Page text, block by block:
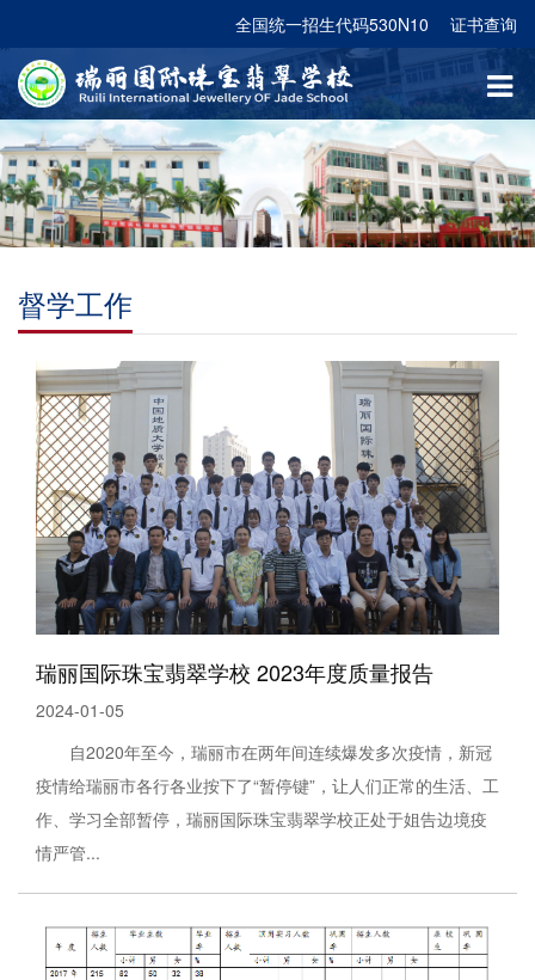
全国统一招生代码530N10 证书查询
督学工作
瑞丽国际珠宝翡翠学校 2023年度质量报告
2024-01-05
自2020年至今，瑞丽市在两年间连续爆发多次疫情，新冠
疫情给瑞丽市各行各业按下了“暂停键”，让人们正常的生活、工
作、学习全部暂停，瑞丽国际珠宝翡翠学校正处于姐告边境疫
情严管...